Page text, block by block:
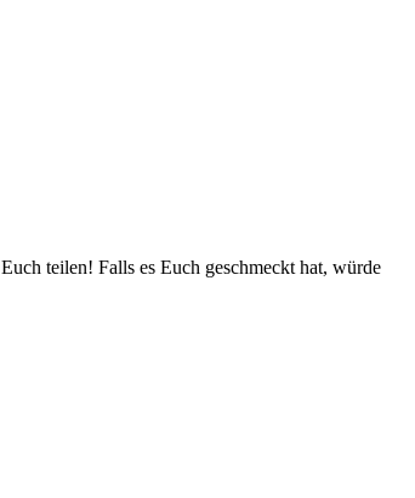
teilen! Falls es Euch geschmeckt hat, würde